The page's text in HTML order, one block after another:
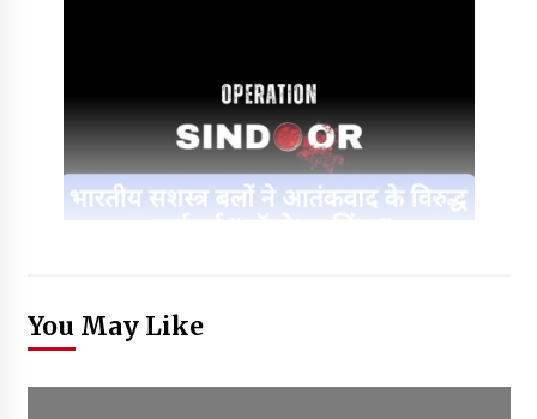
You May Like